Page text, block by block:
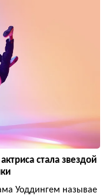
стала звездой
Уоддингем называе